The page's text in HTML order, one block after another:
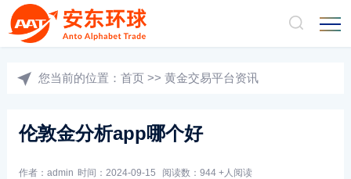
您当前的位置： 首页 >> 黄金交易平台资讯
伦敦金分析app哪个好
作者：admin 时间：2024-09-15 阅读数：944 +人阅读